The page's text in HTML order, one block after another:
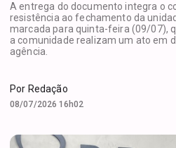
A entrega do documento integra o
resistência ao fechamento da
marcada para quinta-feira (09/07),
a comunidade realizam um ato em
agência.
Por Redação
08/07/2026 16h02